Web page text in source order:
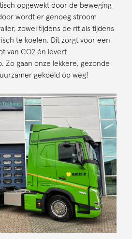
opgewekt door de beweging
wordt er genoeg stroom
zowel tijdens de rit als tijdens
te koelen. Dit zorgt voor een
van CO2 én levert
Zo gaan onze lekkere, gezonde
gekoeld op weg!